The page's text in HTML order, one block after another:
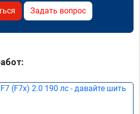
Задать вопрос